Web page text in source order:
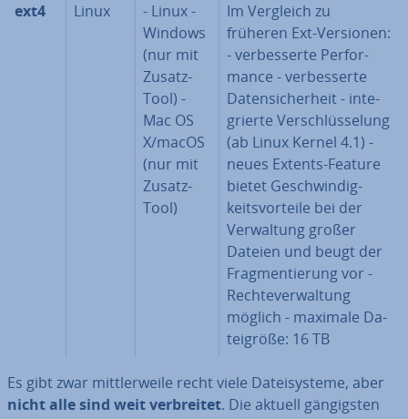
ext4
Linux
- Linux -
Windows
(nur mit
Zusatz-
Tool) -
Mac OS
X/macOS
(nur mit
Zusatz-
Tool)
Im Vergleich zu
früheren Ext-Versionen:
- ver­bes­ser­te Per­for­
mance - ver­bes­ser­te
Da­ten­si­cher­heit - in­te­
grier­te Ver­schlüs­se­lung
(ab Linux Kernel 4.1) -
neues Extents-Feature
bietet Ge­schwin­dig­
keits­vor­tei­le bei der
Ver­wal­tung großer
Dateien und beugt der
Frag­men­tie­rung vor -
Rech­te­ver­wal­tung
möglich - maximale Da­
tei­grö­ße: 16 TB
Es gibt zwar mitt­ler­wei­le recht viele Da­tei­sys­te­me, aber
nicht alle sind weit ver­brei­tet. Die aktuell gän­gigs­ten